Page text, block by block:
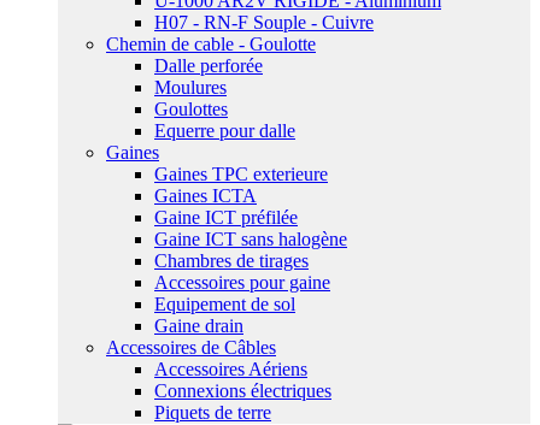
H07 - RN-F Souple - Cuivre
Chemin de cable - Goulotte
Dalle perforée
Moulures
Goulottes
Equerre pour dalle
Gaines
Gaines TPC exterieure
Gaines ICTA
Gaine ICT préfilée
Gaine ICT sans halogène
Chambres de tirages
Accessoires pour gaine
Equipement de sol
Gaine drain
Accessoires de Câbles
Accessoires Aériens
Connexions électriques
Piquets de terre